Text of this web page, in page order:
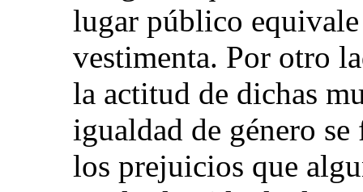
lugar público
vestimenta. Por otro
la actitud de dichas
igualdad de género
los prejuicios que